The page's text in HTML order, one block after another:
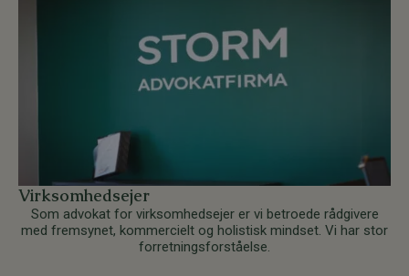
Virksomhedsejer
Som advokat for virksomhedsejer er vi betroede rådgivere
med fremsynet, kommercielt og holistisk mindset. Vi har stor
forretningsforståelse.